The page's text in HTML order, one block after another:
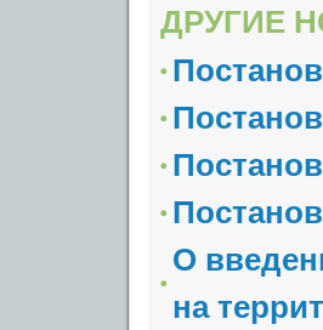
ДРУГИЕ
О
на